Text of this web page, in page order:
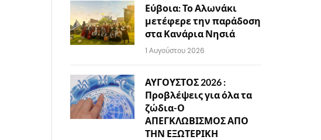
Εύβοια: Το Αλωνάκι
μετέφερε την παράδοση
στα Κανάρια Νησιά
1 Αυγούστου 2026
ΑΥΓΟΥΣΤΟΣ 2026 :
Προβλέψεις για όλα τα
ζώδια-Ο
ΑΠΕΓΚΛΩΒΙΣΜΟΣ ΑΠΟ
ΤΗΝ ΕΞΩΤΕΡΙΚΗ